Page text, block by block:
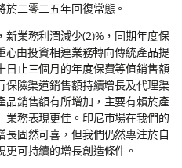
二零二五年回復常態。
新業務利潤減少(2)%，同期年度保
心由投資相連業務轉向傳統產品提
止三個月的年度保費等值銷售額
險渠道銷售額持續增長及代理渠
銷售額有所增加，主要有賴於產
業務表現更佳。印尼市場在我們的
固然可喜，但我們仍然專注於自
可持續的增長創造條件。